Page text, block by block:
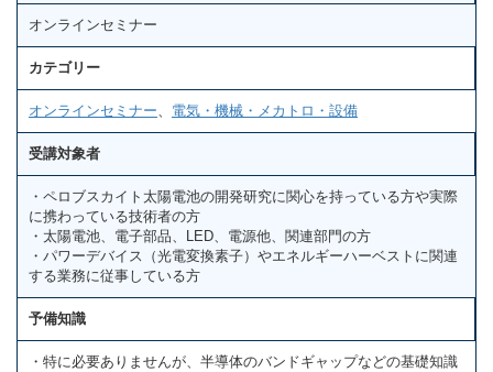
オンラインセミナー
カテゴリー
オンラインセミナー、 電気・機械・メカトロ・設備
受講対象者
・ペロブスカイト太陽電池の開発研究に関心を持っている方や実際
に携わっている技術者の方
・太陽電池、電子部品、LED、電源他、関連部門の方
・パワーデバイス（光電変換素子）やエネルギーハーベストに関連
する業務に従事している方
予備知識
・特に必要ありませんが、半導体のバンドギャップなどの基礎知識